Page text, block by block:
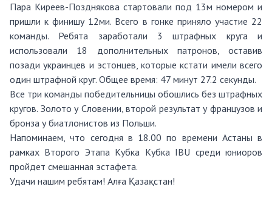
Пара Киреев-Позднякова стартовали под 13м номером и
пришли к финишу 12ми. Всего в гонке приняло участие 22
команды. Ребята заработали 3 штрафных круга и
использовали 18 дополнительных патронов, оставив
позади украинцев и эстонцев, которые кстати имели всего
один штрафной круг. Общее время: 47 минут 27.2 секунды.
Все три команды победительницы обошлись без штрафных
кругов. Золото у Словении, второй результат у французов и
бронза у биатлонистов из Польши.
Напоминаем, что сегодня в 18.00 по времени Астаны в
рамках Второго Этапа Кубка Кубка IBU среди юниоров
пройдет смешанная эстафета.
Удачи нашим ребятам! Алға Қазақстан!